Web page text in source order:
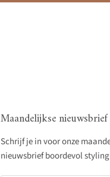
Maandelijkse nieuwsbrief
Schrijf je in voor onze
nieuwsbrief boordevol